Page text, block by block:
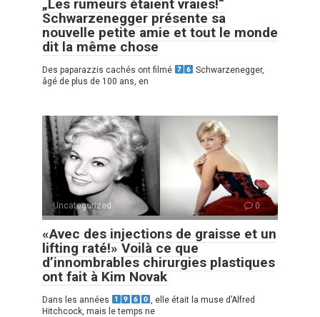
„Les rumeurs étaient vraies!“
Schwarzenegger présente sa
nouvelle petite amie et tout le monde
dit la même chose
Des paparazzis cachés ont filmé
Schwarzenegger,
âgé de plus de 100 ans, en
Uncategorized 0
«Avec des injections de graisse et un
lifting raté!» Voilà ce que
d’innombrables chirurgies plastiques
ont fait à Kim Novak
Dans les années
, elle était la muse d’Alfred
Hitchcock, mais le temps ne